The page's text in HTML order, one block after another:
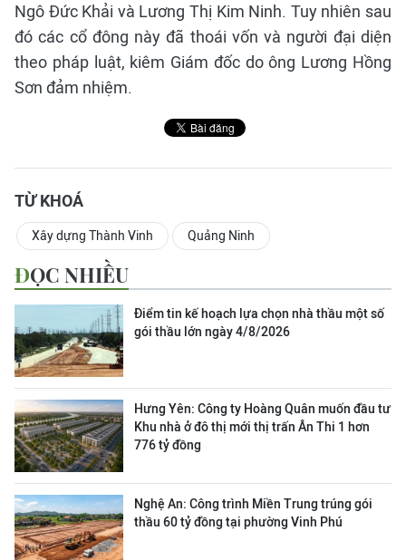
Ngô Đức Khải và Lương Thị Kim Ninh. Tuy nhiên sau
đó các cổ đông này đã thoái vốn và người đại diện
theo pháp luật, kiêm Giám đốc do ông Lương Hồng
Sơn đảm nhiệm.
TỪ KHOÁ
Xây dựng Thành Vinh Quảng Ninh
ĐỌC NHIỀU
Điểm tin kế hoạch lựa chọn nhà thầu một số
gói thầu lớn ngày 4/8/2026
Hưng Yên: Công ty Hoàng Quân muốn đầu tư
Khu nhà ở đô thị mới thị trấn Ân Thi 1 hơn
776 tỷ đồng
Nghệ An: Công trình Miền Trung trúng gói
thầu 60 tỷ đồng tại phường Vinh Phú